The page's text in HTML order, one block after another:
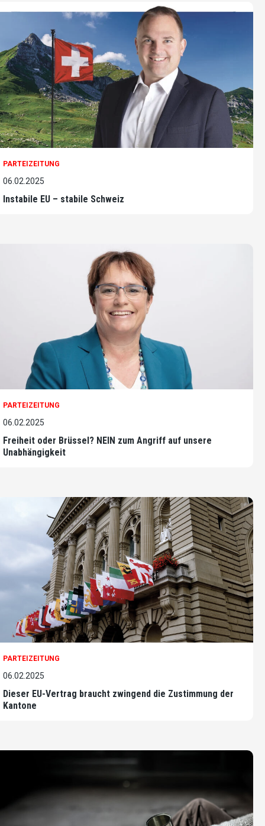
PARTEIZEITUNG
06.02.2025
Instabile EU – stabile Schweiz
PARTEIZEITUNG
06.02.2025
Freiheit oder Brüssel? NEIN zum Angriff auf unsere
Unabhängigkeit
PARTEIZEITUNG
06.02.2025
Dieser EU-Vertrag braucht zwingend die Zustimmung der
Kantone